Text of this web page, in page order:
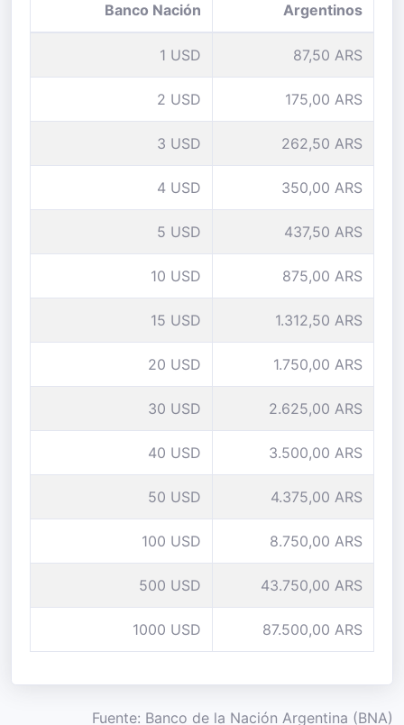
Banco Nación
Argentinos
1 USD 87,50 ARS
2 USD 175,00 ARS
3 USD 262,50 ARS
4 USD 350,00 ARS
5 USD 437,50 ARS
10 USD 875,00 ARS
15 USD 1.312,50 ARS
20 USD 1.750,00 ARS
30 USD 2.625,00 ARS
40 USD 3.500,00 ARS
50 USD 4.375,00 ARS
100 USD 8.750,00 ARS
500 USD 43.750,00 ARS
1000 USD 87.500,00 ARS
Fuente: Banco de la Nación Argentina (BNA)